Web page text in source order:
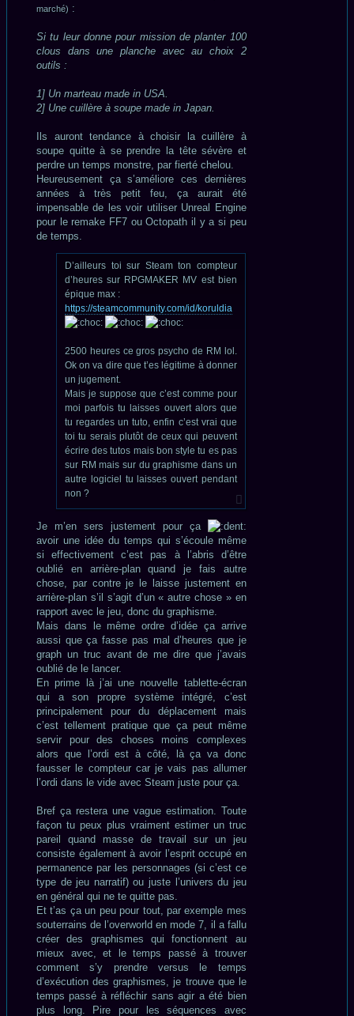
marché) :
Si tu leur donne pour mission de planter 100
clous dans une planche avec au choix 2
outils :
1] Un marteau made in USA.
2] Une cuillère à soupe made in Japan.
Ils auront tendance à choisir la cuillère à
soupe quitte à se prendre la tête sévère et
perdre un temps monstre, par fierté chelou.
Heureusement ça s’améliore ces dernières
années à très petit feu, ça aurait été
impensable de les voir utiliser Unreal Engine
pour le remake FF7 ou Octopath il y a si peu
de temps.
D’ailleurs toi sur Steam ton compteur
d’heures sur RPGMAKER MV est bien
épique max :
https://steamcommunity.com/id/koruldia
2500 heures ce gros psycho de RM lol.
Ok on va dire que t’es légitime à donner
un jugement.
Mais je suppose que c’est comme pour
moi parfois tu laisses ouvert alors que
tu regardes un tuto, enfin c’est vrai que
toi tu serais plutôt de ceux qui peuvent
écrire des tutos mais bon style tu es pas
sur RM mais sur du graphisme dans un
autre logiciel tu laisses ouvert pendant
non ?
Je m’en sers justement pour ça
avoir une idée du temps qui s’écoule même
si effectivement c’est pas à l’abris d’être
oublié en arrière-plan quand je fais autre
chose, par contre je le laisse justement en
arrière-plan s’il s’agit d’un « autre chose » en
rapport avec le jeu, donc du graphisme.
Mais dans le même ordre d’idée ça arrive
aussi que ça fasse pas mal d’heures que je
graph un truc avant de me dire que j’avais
oublié de le lancer.
En prime là j’ai une nouvelle tablette-écran
qui a son propre système intégré, c’est
principalement pour du déplacement mais
c’est tellement pratique que ça peut même
servir pour des choses moins complexes
alors que l’ordi est à côté, là ça va donc
fausser le compteur car je vais pas allumer
l’ordi dans le vide avec Steam juste pour ça.
Bref ça restera une vague estimation. Toute
façon tu peux plus vraiment estimer un truc
pareil quand masse de travail sur un jeu
consiste également à avoir l’esprit occupé en
permanence par les personnages (si c’est ce
type de jeu narratif) ou juste l’univers du jeu
en général qui ne te quitte pas.
Et t’as ça un peu pour tout, par exemple mes
souterrains de l’overworld en mode 7, il a fallu
créer des graphismes qui fonctionnent au
mieux avec, et le temps passé à trouver
comment s’y prendre versus le temps
d’exécution des graphismes, je trouve que le
temps passé à réfléchir sans agir a été bien
plus long. Pire pour les séquences avec